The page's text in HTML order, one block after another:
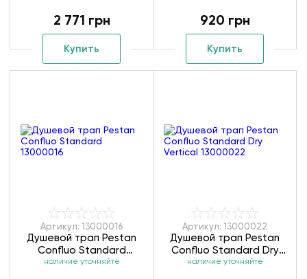
2 771 грн
Купить
920 грн
Купить
Артикул: 13000016
Душевой трап Pestan
Confluo Standard
13000016
наличие уточняйте
Артикул: 13000022
Душевой трап Pestan
Confluo Standard Dry
Vertical 13000022
наличие уточняйте